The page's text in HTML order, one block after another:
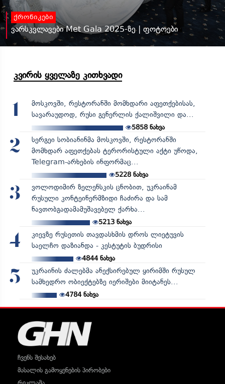
ქრონიკები
ვარსკვლავები Met Gala 2025-ზე | ფოტოები
კვირის ყველაზე კითხვადი
1
მოსკოვში, რესტორანში მომხდარი აფეთქებისას,
სავარაუდოდ, რუსი გენერლის ქალიშვილი და...
5858 ნახვა
2
სერგეი სობიანინმა მოსკოვში, რესტორანში
მომხდარ აფეთქებას ტერორისტული აქტი უწოდა,
Telegram-არხების ინფორმაც...
5228ნახვა
3
ვოლოდიმირ ზელენსკის ცნობით, უკრაინამ
რუსული კონტეინერმზიდი ჩაძირა და სამ
ნავთობგადამამუშავებელ ქარხა...
5213ნახვა
4
კიევზე რუსეთის თავდასხმის დროს ლიეტუვის
საელჩო დაზიანდა - კესტუტის ბუდრისი
4844ნახვა
5
უკრაინის ძალებმა ანექსირებულ ყირიმში რუსულ
სამხედრო ობიექტებზე იერიშები მიიტანეს...
4784ნახვა
ჩვენს შესახებ
მასალის გამოყენების პირობები